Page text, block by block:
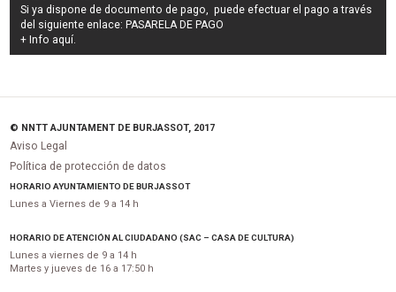
Si ya dispone de documento de pago, puede efectuar el pago a través
del siguiente enlace: PASARELA DE PAGO
+ Info aquí.
© NNTT AJUNTAMENT DE BURJASSOT, 2017
Aviso Legal
Política de protección de datos
HORARIO AYUNTAMIENTO DE BURJASSOT
Lunes a Viernes de 9 a 14 h
HORARIO DE ATENCIÓN AL CIUDADANO (SAC – CASA DE CULTURA)
Lunes a viernes de 9 a 14 h
Martes y jueves de 16 a 17:50 h